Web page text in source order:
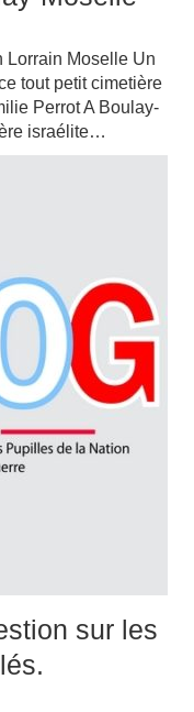
Lorrain Moselle Un
tout petit cimetière
Perrot A Boulay-
israélite…
sur les